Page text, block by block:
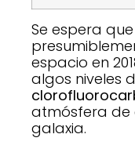
Se espera
espacio en
algos niveles
atmósfera de
galaxia.